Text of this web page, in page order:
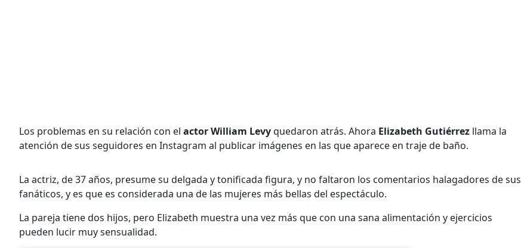
Los problemas en su relación con el actor William Levyquedaron atrás. Ahora Elizabeth Gutiérrez llama la
atención de sus seguidores en Instagram al publicar imágenes en las que aparece en traje de baño.
La actriz, de 37 años, presume su delgada y tonificada figura, y no faltaron los comentarios halagadores de sus
fanáticos, y es que es considerada una de las mujeres más bellas del espectáculo.
La pareja tiene dos hijos, pero Elizabeth muestra una vez más que con una sana alimentación y ejercicios
pueden lucir muy sensualidad.